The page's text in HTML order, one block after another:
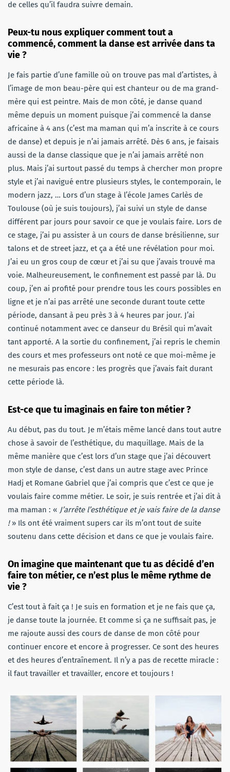
de celles qu’il faudra suivre demain.
Peux-tu nous expliquer comment tout a
commencé, comment la danse est arrivée dans ta
vie ?
Je fais partie d’une famille où on trouve pas mal d’artistes, à
l’image de mon beau-père qui est chanteur ou de ma grand-
mère qui est peintre. Mais de mon côté, je danse quand
même depuis un moment puisque j’ai commencé la danse
africaine à 4 ans (c’est ma maman qui m’a inscrite à ce cours
de danse) et depuis je n’ai jamais arrêté. Dès 6 ans, je faisais
aussi de la danse classique que je n’ai jamais arrêté non
plus. Mais j’ai surtout passé du temps à chercher mon propre
style et j’ai navigué entre plusieurs styles, le contemporain, le
modern jazz, … Lors d’un stage à l’école James Carlès de
Toulouse (où je suis toujours), j’ai suivi un style de danse
différent par jours pour savoir ce que je voulais faire. Lors de
ce stage, j’ai pu assister à un cours de danse brésilienne, sur
talons et de street jazz, et ça a été une révélation pour moi.
J’ai eu un gros coup de cœur et j’ai su que j’avais trouvé ma
voie. Malheureusement, le confinement est passé par là. Du
coup, j’en ai profité pour prendre tous les cours possibles en
ligne et je n’ai pas arrêté une seconde durant toute cette
période, dansant à peu près 3 à 4 heures par jour. J’ai
continué notamment avec ce danseur du Brésil qui m’avait
tant apporté. A la sortie du confinement, j’ai repris le chemin
des cours et mes professeurs ont noté ce que moi-même je
ne mesurais pas encore : les progrès que j’avais fait durant
cette période là.
Est-ce que tu imaginais en faire ton métier ?
Au début, pas du tout. Je m’étais même lancé dans tout autre
chose à savoir de l’esthétique, du maquillage. Mais de la
même manière que c’est lors d’un stage que j’ai découvert
mon style de danse, c’est dans un autre stage avec Prince
Hadj et Romane Gabriel que j’ai compris que c’est ce que je
voulais faire comme métier. Le soir, je suis rentrée et j’ai dit à
ma maman : « J’arrête l’esthétique et je vais faire de la danse
!» Ils ont été vraiment supers car ils m’ont tout de suite
soutenu dans cette décision et dans ce que je voulais faire.
On imagine que maintenant que tu as décidé d’en
faire ton métier, ce n’est plus le même rythme de
vie ?
C’est tout à fait ça ! Je suis en formation et je ne fais que ça,
je danse toute la journée. Et comme si ça ne suffisait pas, je
me rajoute aussi des cours de danse de mon côté pour
continuer encore et encore à progresser. Ce sont des heures
et des heures d’entraînement. Il n’y a pas de recette miracle :
il faut travailler et travailler, encore et toujours !